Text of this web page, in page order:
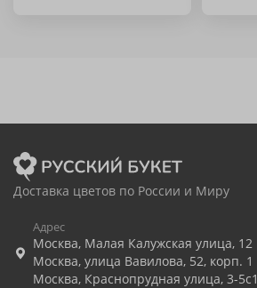
Доставка цветов по России и Миру
Адрес
Москва, Малая Калужская улица, 12
Москва, улица Вавилова, 52, корп. 1
Москва, Краснопрудная улица, 3-5с1